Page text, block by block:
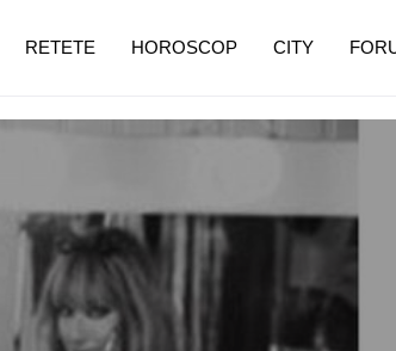
RETETE HOROSCOP CITY
pe măsură ce înaintezi în vârstă